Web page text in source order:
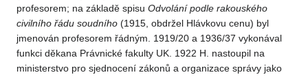
profesorem; na základě spisu Odvolání podle rakouského
civilního řádu soudního (1915, obdržel Hlávkovu cenu) byl
jmenován profesorem řádným. 1919/20 a 1936/37 vykonával
funkci děkana Právnické fakulty UK. 1922 H. nastoupil na
ministerstvo pro sjednocení zákonů a organizace správy jako